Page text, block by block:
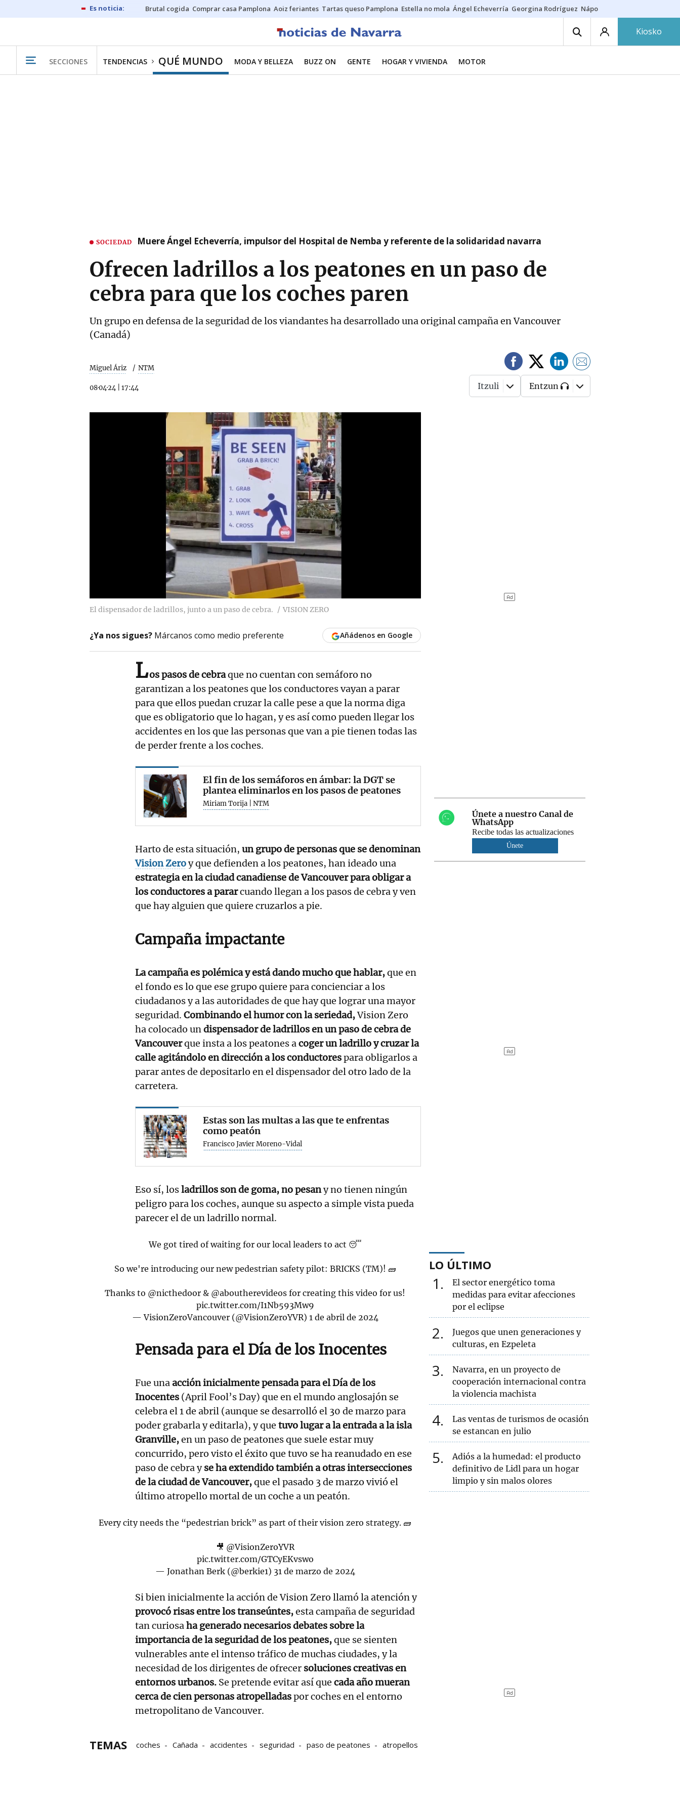
Brutal cogida Comprar casa Pamplona Aoiz feriantes Tartas queso Pamplona Estella no mola Ángel Echeverría Georgina Rodríguez Nápoles - Osasuna
Kiosko
SECCIONES TENDENCIAS QUÉ MUNDO MODA Y BELLEZA BUZZ ON GENTE HOGAR Y VIVIENDA MOTOR
SOCIEDAD Muere Ángel Echeverría, impulsor del Hospital de Nemba y referente de la solidaridad navarra
Ofrecen ladrillos a los peatones en un paso de
cebra para que los coches paren
Un grupo en defensa de la seguridad de los viandantes ha desarrollado una original campaña en Vancouver
(Canadá)
Miguel Áriz NTM
08·04·24 17:44 Itzuli Entzun
El dispensador de ladrillos, junto a un paso de cebra. VISION ZERO
¿Ya nos sigues? Márcanos como medio preferente Añádenos en Google
Los pasos de cebraque no cuentan con semáforo no
garantizan a los peatones que los conductores vayan a parar
para que ellos puedan cruzar la calle pese a que la norma diga
que es obligatorio que lo hagan, y es así como pueden llegar los
accidentes en los que las personas que van a pie tienen todas las
de perder frente a los coches.
El fin de los semáforos en ámbar: la DGT se
plantea eliminarlos en los pasos de peatones
Miriam Torija | NTM
Harto de esta situación, un grupo de personas que se denominan
Vision Zeroy que defienden a los peatones, han ideado una
estrategia en la ciudad canadiense de Vancouver para obligar a
los conductores a pararcuando llegan a los pasos de cebra y ven
que hay alguien que quiere cruzarlos a pie.
Campaña impactante
La campaña es polémica y está dando mucho que hablar,que en
el fondo es lo que ese grupo quiere para concienciar a los
ciudadanos y a las autoridades de que hay que lograr una mayor
seguridad. Combinando el humor con la seriedad,Vision Zero
ha colocado undispensador de ladrillos en un paso de cebra de
Vancouverque insta a los peatones acoger un ladrillo y cruzar la
calle agitándolo en dirección a los conductorespara obligarlos a
parar antes de depositarlo en el dispensador del otro lado de la
carretera.
Estas son las multas a las que te enfrentas
como peatón
Francisco Javier Moreno-Vidal
Eso sí, losladrillos son de goma, no pesany no tienen ningún
peligro para los coches, aunque su aspecto a simple vista pueda
parecer el de un ladrillo normal.
We got tired of waiting for our local leaders to act 😴
So we're introducing our new pedestrian safety pilot: BRICKS (TM)! 🧱
Thanks to @nicthedoor & @aboutherevideos for creating this video for us!
pic.twitter.com/I1Nb593Mw9
— VisionZeroVancouver (@VisionZeroYVR) 1 de abril de 2024
Pensada para el Día de los Inocentes
Fue unaacción inicialmente pensada para el Día de los
Inocentes (April Fool’s Day) que en el mundo anglosajón se
celebra el 1 de abril (aunque se desarrolló el 30 de marzo para
poder grabarla y editarla), y que tuvo lugar a la entrada a la isla
Granville,en un paso de peatones que suele estar muy
concurrido, pero visto el éxito que tuvo se ha reanudado en ese
paso de cebra yse ha extendido también a otras intersecciones
de la ciudad de Vancouver,que el pasado 3 de marzo vivió el
último atropello mortal de un coche a un peatón.
Every city needs the “pedestrian brick” as part of their vision zero strategy. 🧱
🎥 @VisionZeroYVR
pic.twitter.com/GTCyEKvswo
— Jonathan Berk (@berkie1) 31 de marzo de 2024
Si bien inicialmente la acción de Vision Zero llamó la atención y
provocó risas entre los transeúntes,esta campaña de seguridad
tan curiosaha generado necesarios debates sobre la
importancia de la seguridad de los peatones,que se sienten
vulnerables ante el intenso tráfico de muchas ciudades, y la
necesidad de los dirigentes de ofrecer soluciones creativas en
entornos urbanos. Se pretende evitar así que cada año mueran
cerca de cien personas atropelladaspor coches en el entorno
metropolitano de Vancouver.
TEMAS coches Cañada accidentes seguridad paso de peatones atropellos
Únete a nuestro Canal de
WhatsApp
Recibe todas las actualizaciones
Únete
LO ÚLTIMO
1
El sector energético toma
medidas para evitar afecciones
por el eclipse
2
Juegos que unen generaciones y
culturas, en Ezpeleta
3
Navarra, en un proyecto de
cooperación internacional contra
la violencia machista
4
Las ventas de turismos de ocasión
se estancan en julio
5
Adiós a la humedad: el producto
definitivo de Lidl para un hogar
limpio y sin malos olores